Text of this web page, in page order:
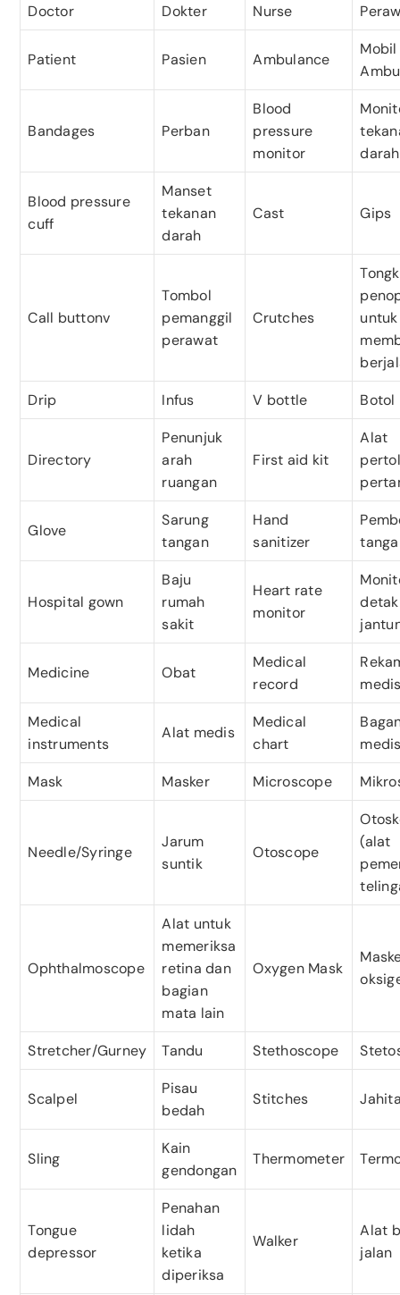
Doctor
Dokter Nurse
Patient Pasien Ambulance
Mobil
Bandages Perban
Blood
pressure
monitor
darah
Blood pressure
cuff
Manset
tekanan
darah
Cast Gips
Call buttonv
Tombol
pemanggil
perawat
Crutches
untuk
Drip
Infus V bottle Botol
Directory
Penunjuk
arah
ruangan
First aid kit
Alat
Glove
Sarung
tangan
Hand
sanitizer
Hospital gown
Baju
rumah
sakit
Heart rate
monitor
detak
Medicine Obat
Medical
record
Medical
instruments
Alat medis
Medical
chart
Mask
Masker Microscope
Needle/Syringe
Jarum
suntik
Otoscope
(alat
Ophthalmoscope
Alat untuk
memeriksa
retina dan
bagian
mata lain
Oxygen Mask
Stretcher/Gurney Tandu Stethoscope
Scalpel
Pisau
bedah
Stitches
Sling
Kain
gendongan
Thermometer
Tongue
depressor
Penahan
lidah
ketika
diperiksa
Walker
Alat
jalan